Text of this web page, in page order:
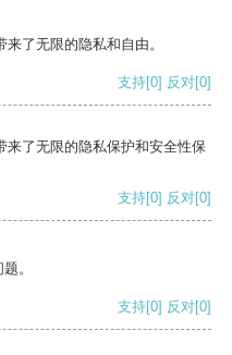
了无限的隐私和自由。
支持[0] 反对[0]
来了无限的隐私保护和安全性保
支持[0] 反对[0]
。
支持[0] 反对[0]